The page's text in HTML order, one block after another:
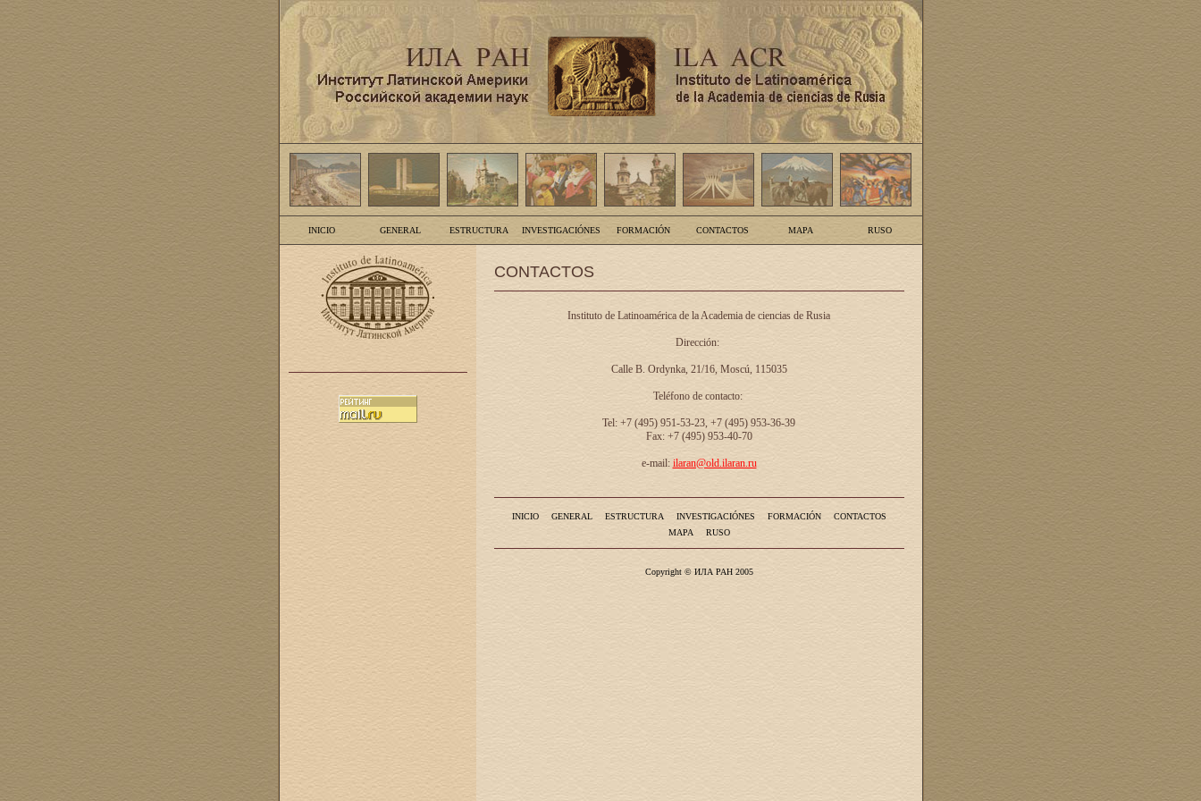
INICIO GENERAL ESTRUCTURA INVESTIGACIÓNES FORMACIÓN CONTACTOS MAPA RUSO
CONTACTOS
Instituto de Latinoamérica de la Academia de ciencias de Rusia
Dirección:
Calle B. Ordynka, 21/16, Moscú, 115035
Teléfono de contacto:
Tel: +7 (495) 951-53-23, +7 (495) 953-36-39
Fax: +7 (495) 953-40-70
e-mail: ilaran@old.ilaran.ru
INICIO GENERAL ESTRUCTURA INVESTIGACIÓNES FORMACIÓN
CONTACTOS
MAPA
RUSO
Copyright © ИЛА РАН 2005